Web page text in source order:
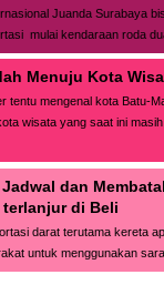
Juanda Surabaya
mulai kendaraan roda
Menuju Kota
tentu mengenal kota Batu-
wisata yang saat ini
dan
di Beli
darat terutama kereta
untuk menggunakan